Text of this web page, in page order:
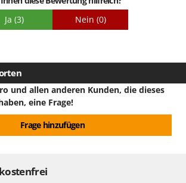
Ja (3) Nein (0)
und allen anderen Kunden, die dieses
eine Frage!
Frage hinzufügen